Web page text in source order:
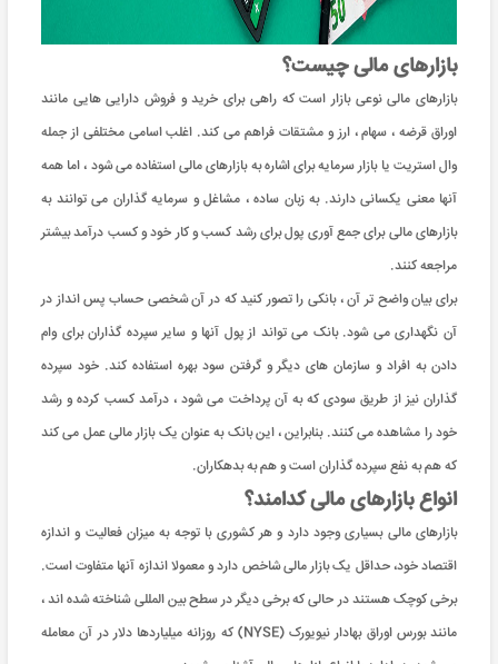
بازارهای مالی چیست؟
بازارهای مالی نوعی بازار است که راهی برای خرید و فروش دارایی هایی مانند
اوراق قرضه ، سهام ، ارز و مشتقات فراهم می کند. اغلب اسامی مختلفی از جمله
وال استریت یا بازار سرمایه برای اشاره به بازارهای مالی استفاده می شود ، اما همه
آنها معنی یکسانی دارند. به زبان ساده ، مشاغل و سرمایه گذاران می توانند به
بازارهای مالی برای جمع آوری پول برای رشد کسب و کار خود و کسب درآمد بیشتر
مراجعه کنند.
برای بیان واضح تر آن ، بانکی را تصور کنید که در آن شخصی حساب پس انداز در
آن نگهداری می شود. بانک می تواند از پول آنها و سایر سپرده گذاران برای وام
دادن به افراد و سازمان های دیگر و گرفتن سود بهره استفاده کند. خود سپرده
گذاران نیز از طریق سودی که به آن پرداخت می شود ، درآمد کسب کرده و رشد
خود را مشاهده می کنند. بنابراین ، این بانک به عنوان یک بازار مالی عمل می کند
که هم به نفع سپرده گذاران است و هم به بدهکاران.
انواع بازارهای مالی کدامند؟
بازارهای مالی بسیاری وجود دارد و هر کشوری با توجه به میزان فعالیت و اندازه
اقتصاد خود، حداقل یک بازار مالی شاخص دارد و معمولا اندازه آنها متفاوت است.
برخی کوچک هستند در حالی که برخی دیگر در سطح بین المللی شناخته شده اند ،
مانند بورس اوراق بهادار نیویورک (NYSE) که روزانه میلیاردها دلار در آن معامله